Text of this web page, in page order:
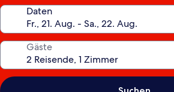
Daten
Gäste